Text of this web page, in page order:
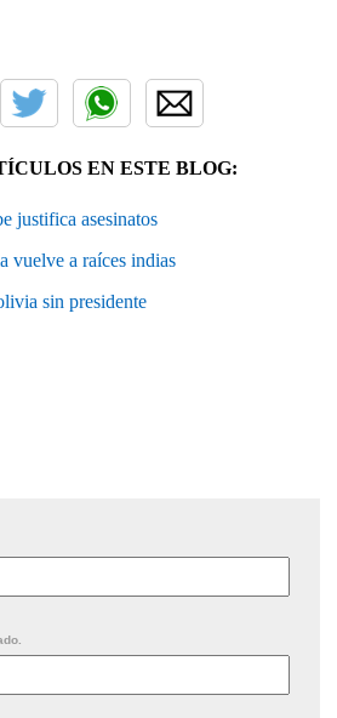
EN ESTE BLOG:
justifica asesinatos
vuelve a raíces indias
sin presidente